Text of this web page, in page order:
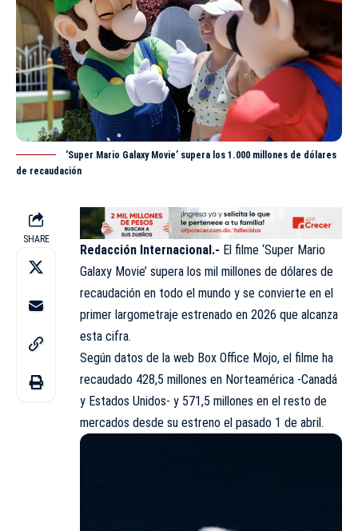
‘Super Mario Galaxy Movie’ supera los 1.000 millones de dólares
de recaudación
SHARE
Redacción Internacional.- El filme ‘Super Mario
Galaxy Movie’ supera los mil millones de dólares de
recaudación en todo el mundo y se convierte en el
primer largometraje estrenado en 2026 que alcanza
esta cifra.
Según datos de la web Box Office Mojo, el filme ha
recaudado 428,5 millones en Norteamérica -Canadá
y Estados Unidos- y 571,5 millones en el resto de
mercados desde su estreno el pasado 1 de abril.